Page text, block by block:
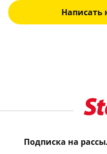
Подписка на